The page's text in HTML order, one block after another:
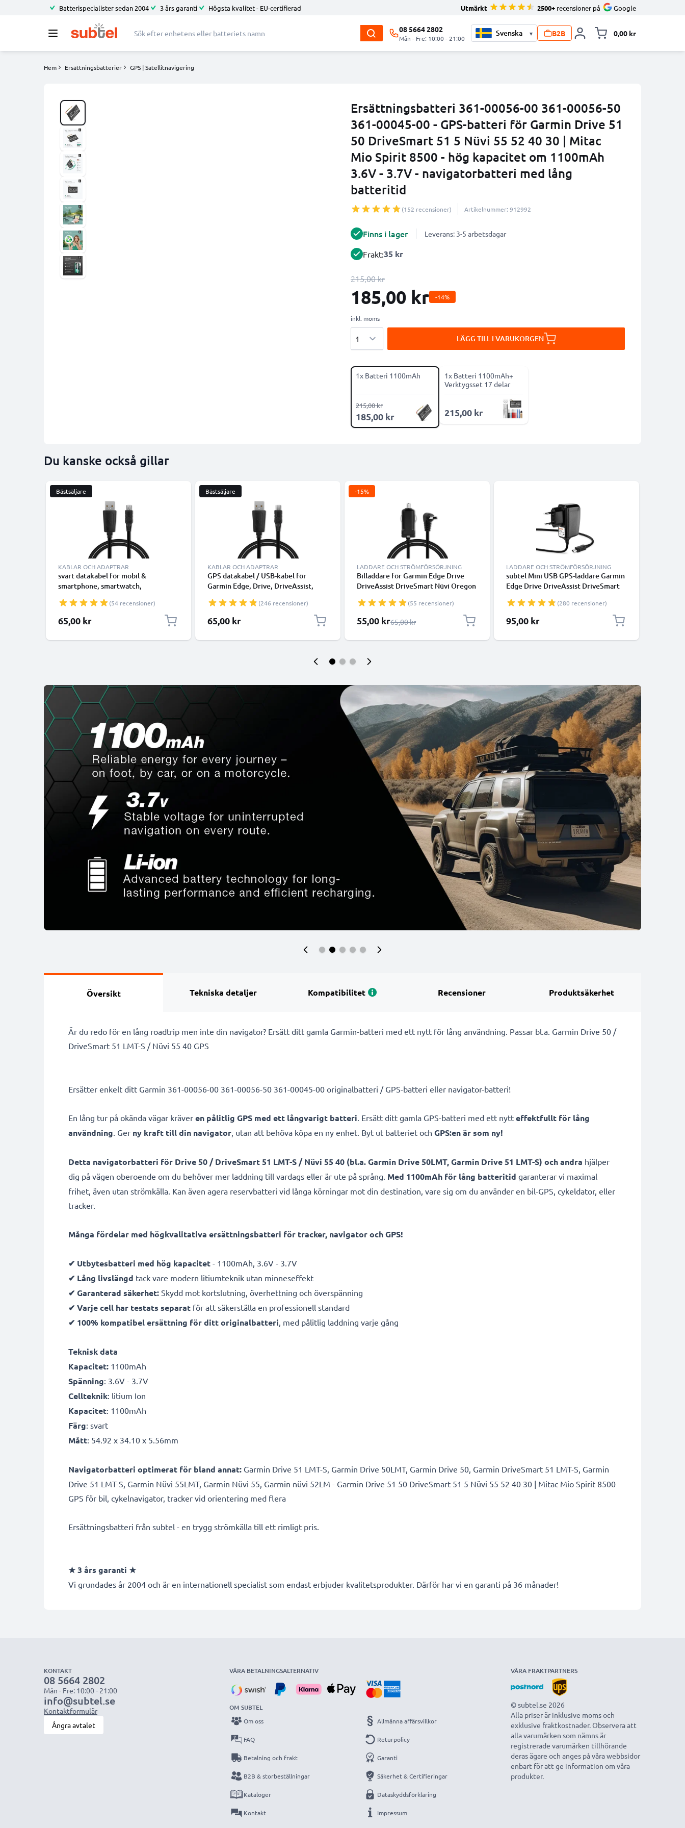
Batterispecialister sedan 2004 3 års garanti Högsta kvalitet - EU-certifierad Utmärkt 2500+ recensioner på Google
08 5664 2802
Mån - Fre: 10:00 - 21:00
▾ B2B 0,00 kr
Hem Ersättningsbatterier GPS | Satellitnavigering
Ersättningsbatteri 361-00056-00 361-00056-50
361-00045-00 - GPS-batteri för Garmin Drive 51
50 DriveSmart 51 5 Nüvi 55 52 40 30 | Mitac
Mio Spirit 8500 - hög kapacitet om 1100mAh
3.6V - 3.7V - navigatorbatteri med lång
batteritid
(152 recensioner) Artikelnummer: 912992
Finns i lager Leverans: 3-5 arbetsdagar
Frakt:35 kr
215,00 kr
185,00 kr -14%
inkl. moms
LÄGG TILL I VARUKORGEN
1x Batteri 1100mAh
185,00 kr
215,00 kr
1x Batteri 1100mAh+
Verktygsset 17 delar
215,00 kr
Du kanske också gillar
Bästsäljare
KABLAR OCH ADAPTRAR
svart datakabel för mobil &
smartphone, smartwatch,
hörlurar - 1m 1A för snabb
överföring - PVC USB-sladd
(54 recensioner)
65,00 kr
Bästsäljare
KABLAR OCH ADAPTRAR
GPS datakabel / USB-kabel för
Garmin Edge, Drive, DriveAssist,
GPSMAP navigator/tracker - 1m 1A
laddsladd PVC - svart
överföringskabel
(246 recensioner)
65,00 kr
-15%
LADDARE OCH STRÖMFÖRSÖRJNING
Billaddare för Garmin Edge Drive
DriveAssist DriveSmart Nüvi Oregon
snabb 5V 1A laddning och 1.1m USB-
kabel / laddsladd
(55 recensioner)
Specialpris
55,00 krOrdinarie pris
65,00 kr
LADDARE OCH STRÖMFÖRSÖRJNING
subtel Mini USB GPS-laddare Garmin
Edge Drive DriveAssist DriveSmart
adapter för navigator GPS tracker
(280 recensioner)
95,00 kr
Översikt Tekniska detaljer Kompatibilitet Recensioner Produktsäkerhet
Är du redo för en lång roadtrip men inte din navigator? Ersätt ditt gamla Garmin-batteri med ett nytt för lång användning. Passar bl.a. Garmin Drive 50 /
DriveSmart 51 LMT-S / Nüvi 55 40 GPS
Ersätter enkelt ditt Garmin 361-00056-00 361-00056-50 361-00045-00 originalbatteri / GPS-batteri eller navigator-batteri!
En lång tur på okända vägar kräver en pålitlig GPS med ett långvarigt batteri . Ersätt ditt gamla GPS-batteri med ett nytt effektfullt för lång
användning . Ger ny kraft till din navigator , utan att behöva köpa en ny enhet. Byt ut batteriet och GPS:en är som ny!
Detta navigatorbatteri för Drive 50 / DriveSmart 51 LMT-S / Nüvi 55 40 (bl.a. Garmin Drive 50LMT, Garmin Drive 51 LMT-S) och andra hjälper
dig på vägen oberoende om du behöver mer laddning till vardags eller är ute på språng. Med 1100mAh för lång batteritid garanterar vi maximal
frihet, även utan strömkälla. Kan även agera reservbatteri vid långa körningar mot din destination, vare sig om du använder en bil-GPS, cykeldator, eller
tracker.
Många fördelar med högkvalitativa ersättningsbatteri för tracker, navigator och GPS!
✔ Utbytesbatteri med hög kapacitet - 1100mAh, 3.6V - 3.7V
✔ Lång livslängd tack vare modern litiumteknik utan minneseffekt
✔ Garanterad säkerhet: Skydd mot kortslutning, överhettning och överspänning
✔ Varje cell har testats separat för att säkerställa en professionell standard
✔ 100% kompatibel ersättning för ditt originalbatteri , med pålitlig laddning varje gång
Teknisk data
Kapacitet: 1100mAh
Spänning: 3.6V - 3.7V
Cellteknik: litium Ion
Kapacitet: 1100mAh
Färg: svart
Mått: 54.92 x 34.10 x 5.56mm
Navigatorbatteri optimerat för bland annat: Garmin Drive 51 LMT-S, Garmin Drive 50LMT, Garmin Drive 50, Garmin DriveSmart 51 LMT-S, Garmin
Drive 51 LMT-S, Garmin Nüvi 55LMT, Garmin Nüvi 55, Garmin nüvi 52LM - Garmin Drive 51 50 DriveSmart 51 5 Nüvi 55 52 40 30 | Mitac Mio Spirit 8500
GPS för bil, cykelnavigator, tracker vid orientering med flera
Ersättningsbatteri från subtel - en trygg strömkälla till ett rimligt pris.
★ 3 års garanti ★
Vi grundades år 2004 och är en internationell specialist som endast erbjuder kvalitetsprodukter. Därför har vi en garanti på 36 månader!
KONTAKT
08 5664 2802
Mån - Fre: 10:00 - 21:00
info@subtel.se
Kontaktformulär
Ångra avtalet
VÅRA BETALNINGSALTERNATIV
OM SUBTEL
Om oss
FAQ
Betalning och frakt
B2B & storbeställningar
Kataloger
Kontakt
Allmänna affärsvillkor
Returpolicy
Garanti
Säkerhet & Certifieringar
Dataskyddsförklaring
Impressum
VÅRA FRAKTPARTNERS
© subtel.se 2026
Alla priser är inklusive moms och
exklusive fraktkostnader. Observera att
alla varumärken som nämns är
registrerade varumärken tillhörande
deras ägare och anges på våra webbsidor
enbart för att ge information om våra
produkter.